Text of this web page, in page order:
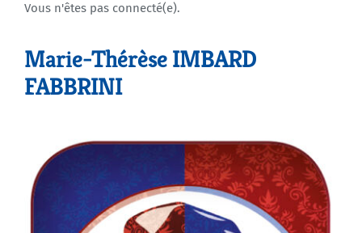
Agenda
Vous n'êtes pas connecté(e).
Marie-Thérèse IMBARD
FABBRINI